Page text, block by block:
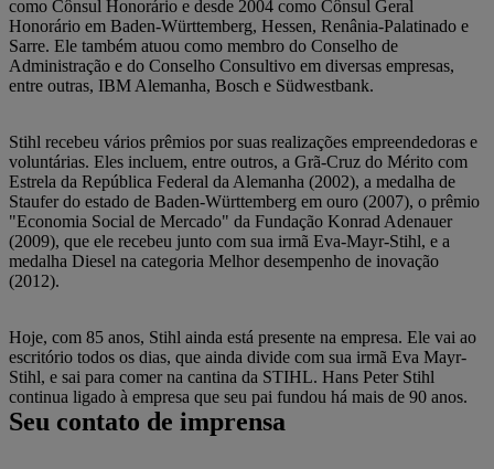
como Cônsul Honorário e desde 2004 como Cônsul Geral
Honorário em Baden-Württemberg, Hessen, Renânia-Palatinado e
Sarre. Ele também atuou como membro do Conselho de
Administração e do Conselho Consultivo em diversas empresas,
entre outras, IBM Alemanha, Bosch e Südwestbank.
Stihl recebeu vários prêmios por suas realizações empreendedoras e
voluntárias. Eles incluem, entre outros, a Grã-Cruz do Mérito com
Estrela da República Federal da Alemanha (2002), a medalha de
Staufer do estado de Baden-Württemberg em ouro (2007), o prêmio
"Economia Social de Mercado" da Fundação Konrad Adenauer
(2009), que ele recebeu junto com sua irmã Eva-Mayr-Stihl, e a
medalha Diesel na categoria Melhor desempenho de inovação
(2012).
Hoje, com 85 anos, Stihl ainda está presente na empresa. Ele vai ao
escritório todos os dias, que ainda divide com sua irmã Eva Mayr-
Stihl, e sai para comer na cantina da STIHL. Hans Peter Stihl
continua ligado à empresa que seu pai fundou há mais de 90 anos.
Seu contato de imprensa